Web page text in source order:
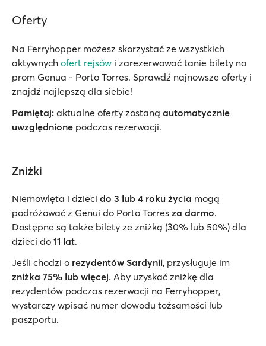
Oferty
Na Ferryhopper możesz skorzystać ze wszystkich
aktywnych ofert rejsów i zarezerwować tanie bilety na
prom Genua - Porto Torres. Sprawdź najnowsze oferty i
znajdź najlepszą dla siebie!
Pamiętaj: aktualne oferty zostaną automatycznie
uwzględnione podczas rezerwacji.
Zniżki
Niemowlęta i dzieci do 3 lub 4 roku życia mogą
podróżować z Genui do Porto Torres za darmo.
Dostępne są także bilety ze zniżką (30% lub 50%) dla
dzieci do 11 lat.
Jeśli chodzi o rezydentów Sardynii, przysługuje im
zniżka 75% lub więcej. Aby uzyskać zniżkę dla
rezydentów podczas rezerwacji na Ferryhopper,
wystarczy wpisać numer dowodu tożsamości lub
paszportu.